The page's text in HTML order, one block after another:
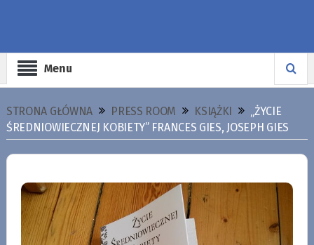
Menu
STRONA GŁÓWNA PRESS ROOM KSIĄŻKI
„ŻYCIE
ŚREDNIOWIECZNEJ KOBIETY” FRANCES GIES, JOSEPH GIES